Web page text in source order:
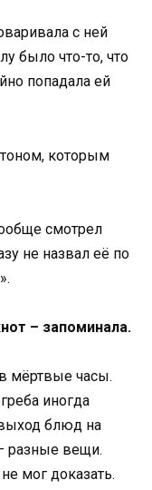
с ней
было что-то, что
попадала ей
которым
смотрел
не назвал её по
– запоминала.
мёртвые часы.
иногда
блюд на
разные вещи.
мог доказать.